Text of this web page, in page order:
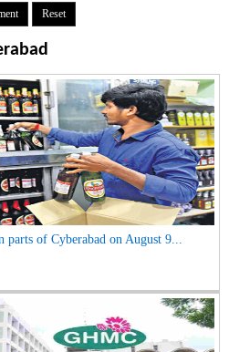
parts of Cyberabad on August 9...